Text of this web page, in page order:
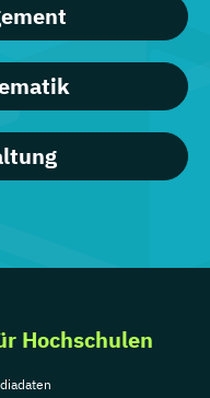
Hochschulen